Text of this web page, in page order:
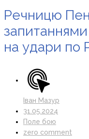
Речницю
запитаннями
на удари по
Іван Мазур
31.05.2024
Поле бою
zero comment